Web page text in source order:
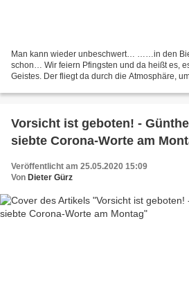
Man kann wieder unbeschwert… ……in den
schon… Wir feiern Pfingsten und da heißt es,
Geistes. Der fliegt da durch die Atmosphäre,
Vorsicht ist geboten! - Günther Stadtmüllers
siebte Corona-Worte am
Veröffentlicht am 25.05.2020 15:09
Von Dieter Gürz